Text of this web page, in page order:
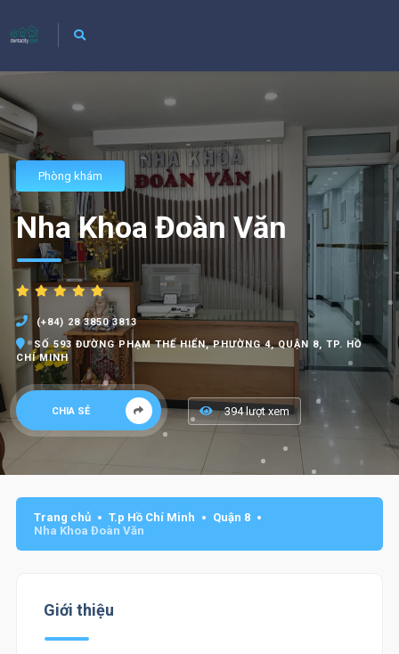
Phòng khám
Nha Khoa Đoàn Văn
(+84) 28 3850 3813
SỐ 593 ĐƯỜNG PHẠM THẾ HIỂN, PHƯỜNG 4, QUẬN 8, TP. HỒ
CHÍ MINH
CHIA SẺ 394 lượt xem
Trang chủ T.p Hồ Chí Minh
Quận 8
Nha Khoa Đoàn Văn
Giới thiệu